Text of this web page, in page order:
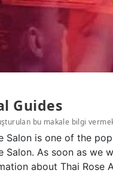
Guides
bu makale bilgi
Salon is one of the
Salon. As soon as
about Thai Rose